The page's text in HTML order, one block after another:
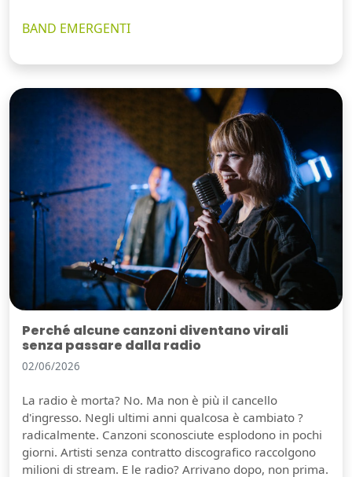
BAND EMERGENTI
Perché alcune canzoni diventano virali
senza passare dalla radio
02/06/2026
La radio è morta? No. Ma non è più il cancello
d'ingresso. Negli ultimi anni qualcosa è cambiato ?
radicalmente. Canzoni sconosciute esplodono in pochi
giorni. Artisti senza contratto discografico raccolgono
milioni di stream. E le radio? Arrivano dopo, non prima.